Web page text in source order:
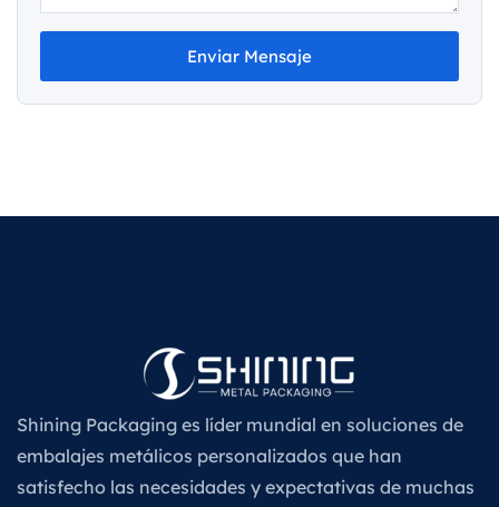
Enviar Mensaje
Shining Packaging es líder mundial en soluciones de
embalajes metálicos personalizados que han
satisfecho las necesidades y expectativas de muchas